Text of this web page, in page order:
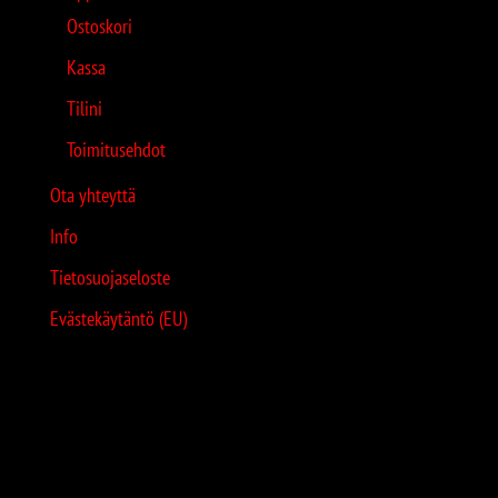
Ostoskori
Kassa
Tilini
Toimitusehdot
Ota yhteyttä
Info
Tietosuojaseloste
Evästekäytäntö (EU)